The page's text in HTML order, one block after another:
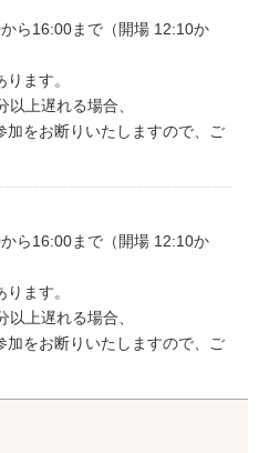
ら16:00まで（開場 12:10か
ます。
上遅れる場合、
をお断りいたしますので、ご
ら16:00まで（開場 12:10か
ます。
上遅れる場合、
をお断りいたしますので、ご